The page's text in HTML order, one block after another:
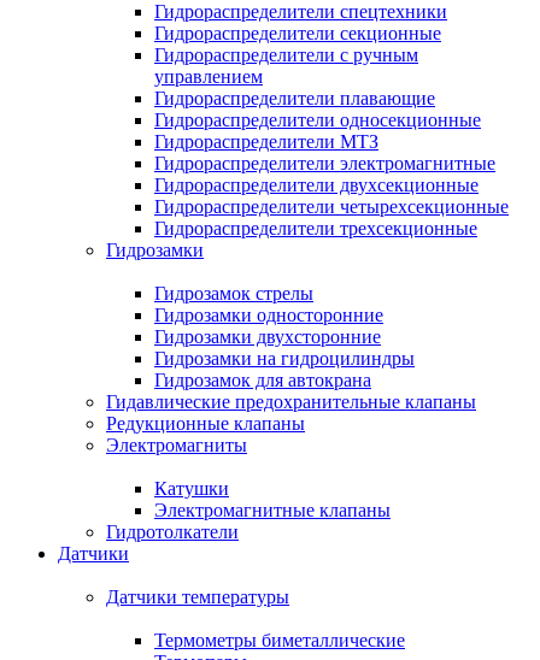
Гидрораспределители спецтехники
Гидрораспределители секционные
Гидрораспределители с ручным
управлением
Гидрораспределители плавающие
Гидрораспределители односекционные
Гидрораспределители МТЗ
Гидрораспределители электромагнитные
Гидрораспределители двухсекционные
Гидрораспределители четырехсекционные
Гидрораспределители трехсекционные
Гидрозамки
Гидрозамок стрелы
Гидрозамки односторонние
Гидрозамки двухсторонние
Гидрозамки на гидроцилиндры
Гидрозамок для автокрана
Гидавлические предохранительные клапаны
Редукционные клапаны
Электромагниты
Катушки
Электромагнитные клапаны
Гидротолкатели
Датчики
Датчики температуры
Термометры биметаллические